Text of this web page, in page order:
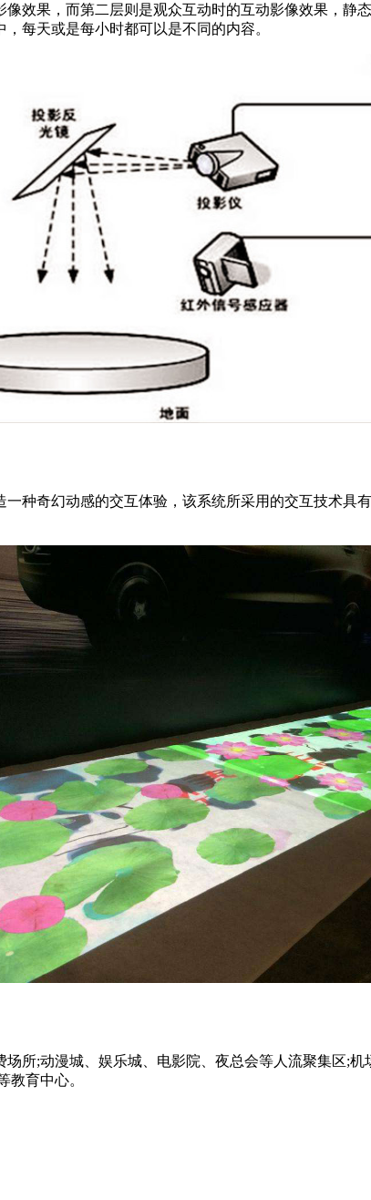
效果，而第二层则是观众互动时的互动影像效果，
每天或是每小时都可以是不同的内容。
种奇幻动感的交互体验，该系统所采用的交互技术具
所;动漫城、娱乐城、电影院、夜总会等人流聚集区;
教育中心。